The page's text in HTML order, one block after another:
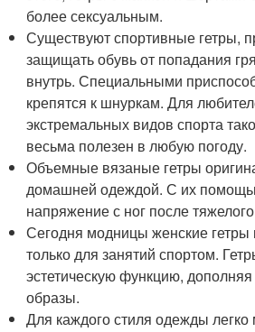
более сексуальным.
Существуют спортивные гетры,
защищать обувь от попадания
внутрь. Специальными
крепятся к шнуркам. Для
экстремальных видов спорта
весьма полезен в любую погоду.
Объемные вязаные гетры
домашней одеждой. С их
напряжение с ног после
Сегодня модницы женские гетры
только для занятий спортом.
эстетическую функцию,
образы.
Для каждого стиля одежды